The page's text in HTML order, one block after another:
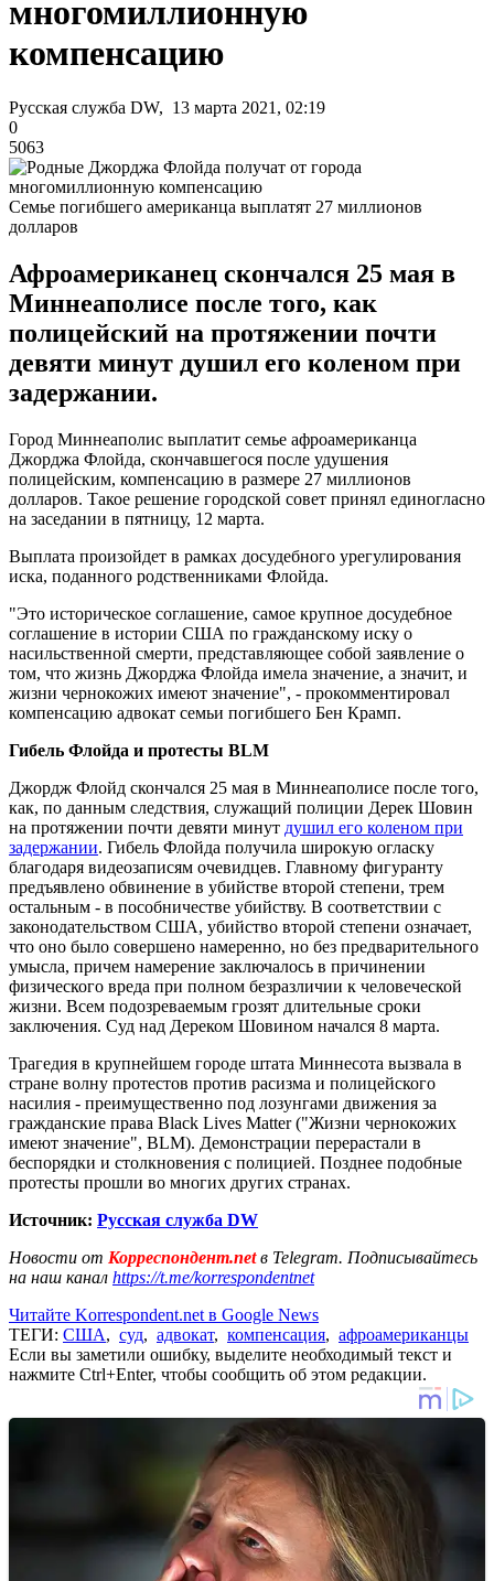
многомиллионную
компенсацию
Русская служба DW, 13 марта 2021, 02:19
0
5063
Семье погибшего американца выплатят 27 миллионов
долларов
Афроамериканец скончался 25 мая в
Миннеаполисе после того, как
полицейский на протяжении почти
девяти минут душил его коленом при
задержании.
Город Миннеаполис выплатит семье афроамериканца
Джорджа Флойда, скончавшегося после удушения
полицейским, компенсацию в размере 27 миллионов
долларов. Такое решение городской совет принял единогласно
на заседании в пятницу, 12 марта.
Выплата произойдет в рамках досудебного урегулирования
иска, поданного родственниками Флойда.
"Это историческое соглашение, самое крупное досудебное
соглашение в истории США по гражданскому иску о
насильственной смерти, представляющее собой заявление о
том, что жизнь Джорджа Флойда имела значение, а значит, и
жизни чернокожих имеют значение", - прокомментировал
компенсацию адвокат семьи погибшего Бен Крамп.
Гибель Флойда и протесты BLM
Джордж Флойд скончался 25 мая в Миннеаполисе после того,
как, по данным следствия, служащий полиции Дерек Шовин
на протяжении почти девяти минут душил его коленом при
задержании. Гибель Флойда получила широкую огласку
благодаря видеозаписям очевидцев. Главному фигуранту
предъявлено обвинение в убийстве второй степени, трем
остальным - в пособничестве убийству. В соответствии с
законодательством США, убийство второй степени означает,
что оно было совершено намеренно, но без предварительного
умысла, причем намерение заключалось в причинении
физического вреда при полном безразличии к человеческой
жизни. Всем подозреваемым грозят длительные сроки
заключения. Суд над Дереком Шовином начался 8 марта.
Трагедия в крупнейшем городе штата Миннесота вызвала в
стране волну протестов против расизма и полицейского
насилия - преимущественно под лозунгами движения за
гражданские права Black Lives Matter ("Жизни чернокожих
имеют значение", BLM). Демонстрации перерастали в
беспорядки и столкновения с полицией. Позднее подобные
протесты прошли во многих других странах.
Источник: Русская служба DW
Новости от Корреспондент.netв Telegram. Подписывайтесь
на наш канал https://t.me/korrespondentnet
Читайте Korrespondent.net в Google News
ТЕГИ: США, суд, адвокат, компенсация, афроамериканцы
Если вы заметили ошибку, выделите необходимый текст и
нажмите Ctrl+Enter, чтобы сообщить об этом редакции.